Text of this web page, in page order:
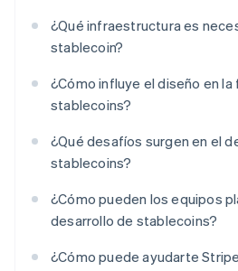
¿Qué infraestructura es
stablecoin?
¿Cómo influye el diseño en
stablecoins?
¿Qué desafíos surgen en el
stablecoins?
¿Cómo pueden los equipos
desarrollo de stablecoins?
¿Cómo puede ayudarte